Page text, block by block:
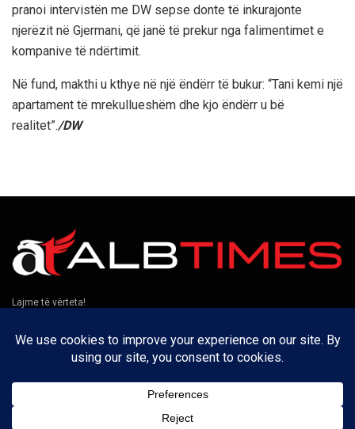
pranoi intervistën me DW sepse donte të inkurajonte
njerëzit në Gjermani, që janë të prekur nga falimentimet e
kompanive të ndërtimit.
Në fund, makthi u kthye në një ëndërr të bukur: “Tani kemi një
apartament të mrekullueshëm dhe kjo ëndërr u bë
realitet”./DW
Lajme të vërteta!
Të tjera
Kontakt Puno me ne Privatësia
Na ndiqni